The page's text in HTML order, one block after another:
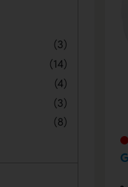
(3)
(14)
(4)
(3)
(8)